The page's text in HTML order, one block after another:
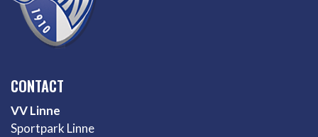
CONTACT
VV Linne
Sportpark Linne